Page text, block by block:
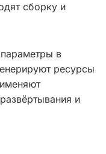
сборку и
в
ресурсы
и